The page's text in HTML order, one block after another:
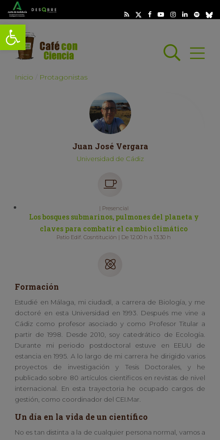
Abrir barra de herramientas
Abrir
Inicio Protagonistas
Juan José Vergara
Universidad de Cádiz
| Presencial
Los bosques submarinos, pulmones del planeta y
claves para combatir el cambio climático
Patio Edif. Cosntitución | De 12.00 h a 13.30 h
Formación
Estudié en Málaga, mi ciudadl, a carrera de Biología, y me
doctoré en esta Universidad en 1993. Después me vine a
Cádiz como profesor asociado y como Profesor Titular a
partir de 1998. Desde 2010, soy catedrático de Ecología.
Durante mi periodo postdoctoral estuve en EEUU de
estancia en 1995. A lo largo de mi carrera he dirigido varios
proyectos de investigación y Tesis Doctorales, y he
publicado sobre 80 artículos científicos en revistas de nivel
internacional . En esta trayectoria he ocupado cargos de
gestión, como coordinador del CEI.Mar.
Un día en la vida de un científico
No es tan distinta a la de cualquier persona normal, vamos a